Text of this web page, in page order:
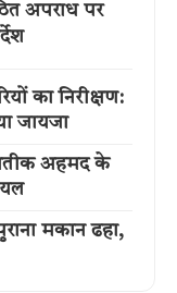
अपराध पर
का निरीक्षण:
जायजा
अहमद के
मकान ढहा,